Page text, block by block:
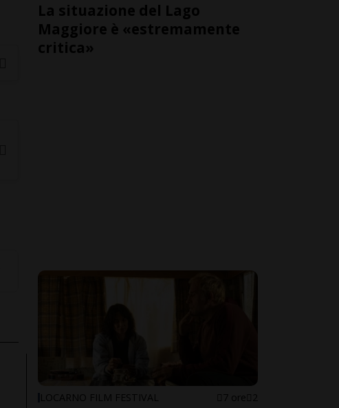
La situazione del Lago
Maggiore è «estremamente
critica»
LOCARNO FILM FESTIVAL 7 ore 2